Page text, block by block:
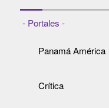
- Portales -
Panamá América
Crítica